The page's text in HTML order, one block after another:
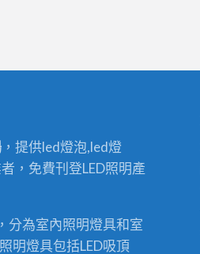
，提供led燈泡,led燈
，免費刊登LED照明產
分為室內照明燈具和室
明燈具包括LED吸頂